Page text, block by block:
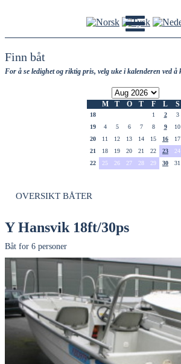
Finn båt
For å se ledighet og riktig pris, velg uke i kalenderen ved å
M T O T F L S
18 1 2
3
19
4 5 6 7 8 9
10
20
11 12 13 14 15 16
17
21
18 19 20 21 22 23
24
22
25 26 27 28 29 30 31
OVERSIKT BÅTER
Y Hansvik 18ft/30ps
Båt for 6 personer